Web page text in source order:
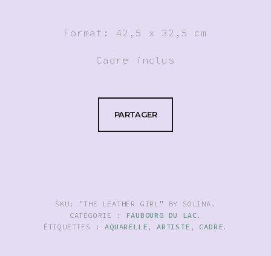
Format: 42,5 x 32,5 cm
Cadre inclus
PARTAGER
SKU: "THE LEATHER GIRL" BY SOLINA .
CATÉGORIE : FAUBOURG DU LAC.
ÉTIQUETTES :AQUARELLE ,ARTISTE , CADRE.